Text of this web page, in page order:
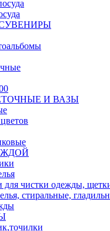
И ВАЗЫ
для чистки одежды,
стиральные,